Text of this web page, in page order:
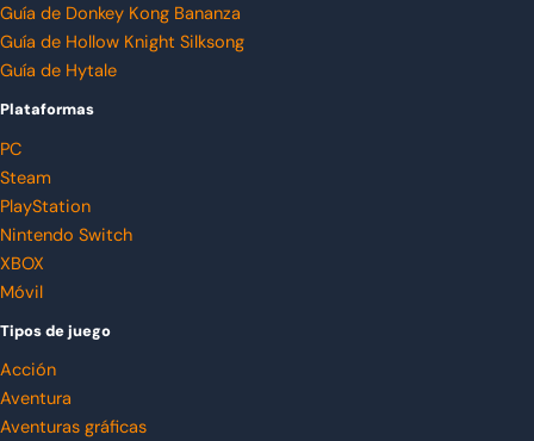
Guía de Donkey Kong Bananza
Guía de Hollow Knight Silksong
Guía de Hytale
Plataformas
PC
Steam
PlayStation
Nintendo Switch
XBOX
Móvil
Tipos de juego
Acción
Aventura
Aventuras gráficas